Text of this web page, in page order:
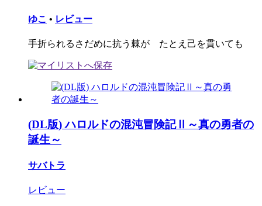
ゆこ • レビュー
手折られるさだめに抗う棘が たとえ己を貫いても
(DL版) ハロルドの混沌冒険記Ⅱ～真の勇者の
誕生～
サバトラ
レビュー